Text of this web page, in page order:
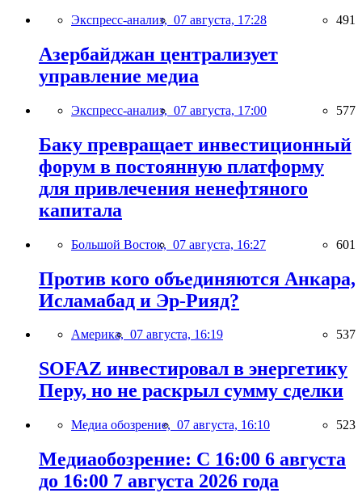
Экспресс-анализ, 07 августа, 17:28 491
Азербайджан централизует
управление медиа
Экспресс-анализ, 07 августа, 17:00 577
Баку превращает инвестиционный
форум в постоянную платформу
для привлечения ненефтяного
капитала
Большой Восток, 07 августа, 16:27 601
Против кого объединяются Анкара,
Исламабад и Эр-Рияд?
Америка, 07 августа, 16:19 537
SOFAZ инвестировал в энергетику
Перу, но не раскрыл сумму сделки
Медиа обозрение, 07 августа, 16:10 523
Медиаобозрение: С 16:00 6 августа
до 16:00 7 августа 2026 года